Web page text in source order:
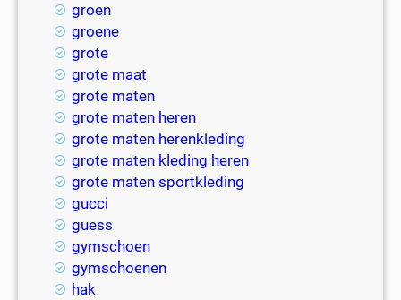
groen
groene
grote
grote maat
grote maten
grote maten heren
grote maten herenkleding
grote maten kleding heren
grote maten sportkleding
gucci
guess
gymschoen
gymschoenen
hak